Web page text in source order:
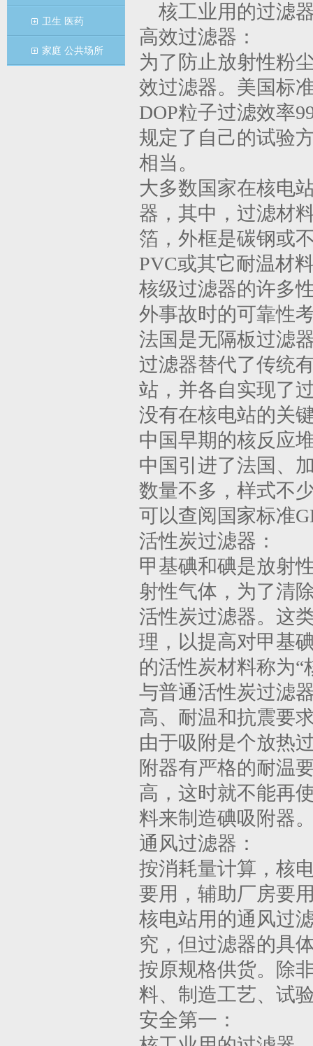
卫生 医药
家庭 公共场所
核工业用的过滤
高效过滤器：
为了防止放射性粉
效过滤器。美国标
DOP粒子过滤效率
规定了自己的试验
相当。
大多数国家在核电
器，其中，过滤材
箔，外框是碳钢或
PVC或其它耐温材
核级过滤器的许多
外事故时的可靠性
法国是无隔板过滤
过滤器替代了传统
站，并各自实现了
没有在核电站的关
中国早期的核反应
中国引进了法国、
数量不多，样式不
可以查阅国家标准
活性炭过滤器：
甲基碘和碘是放射
射性气体，为了清
活性炭过滤器。这
理，以提高对甲基
的活性炭材料称为“
与普通活性炭过滤
高、耐温和抗震要
由于吸附是个放热
附器有严格的耐温
高，这时就不能再
料来制造碘吸附器
通风过滤器：
按消耗量计算，核
要用，辅助厂房要
核电站用的通风过
究，但过滤器的具
按原规格供货。除
料、制造工艺、试
安全第一：